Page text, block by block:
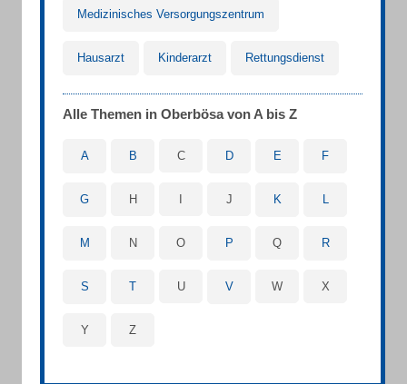
Medizinisches Versorgungszentrum
Hausarzt Kinderarzt Rettungsdienst
Alle Themen in Oberbösa von A bis Z
A B C D E F
G H J K L
M N O P Q R
S T U V W X
Y Z